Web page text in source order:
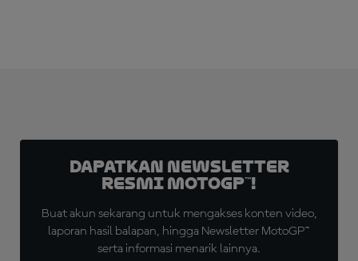
Dapatkan Newsletter
Resmi MotoGP™!
Buat akun sekarang untuk mengakses konten video,
laporan hasil balapan, hingga Newsletter MotoGP™
serta informasi menarik lainnya.